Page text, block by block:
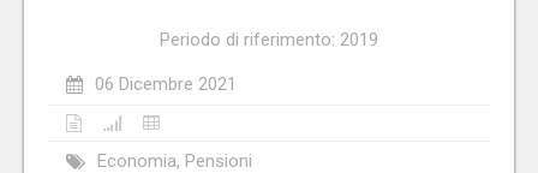
Periodo di riferimento: 2019
06 Dicembre 2021
Economia, Pensioni